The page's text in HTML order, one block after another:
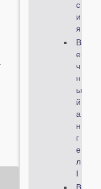
с
и
я
В
е
ч
н
ы
й
а
н
г
е
л
В